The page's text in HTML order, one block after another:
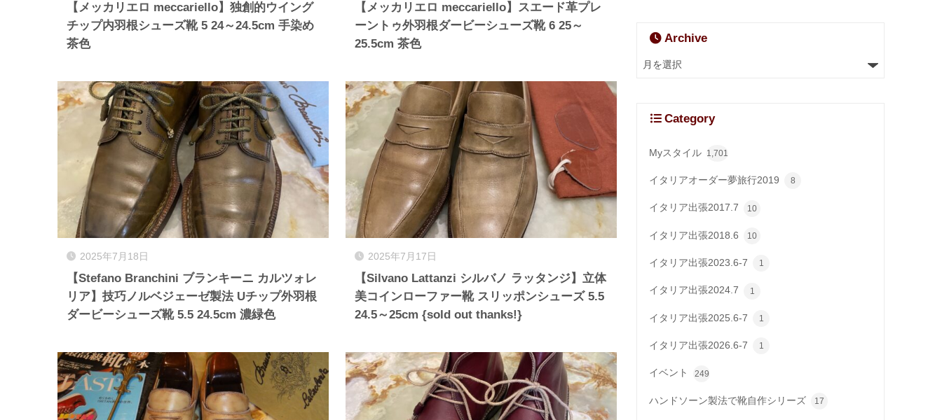
【メッカリエロ meccariello】独創的ウイング
チップ内羽根シューズ靴 5 24～24.5cm 手染め
茶色
【メッカリエロ meccariello】スエード革プレ
ーントゥ外羽根ダービーシューズ靴 6 25～
25.5cm 茶色
2025年7月18日
【Stefano Branchini ブランキーニ カルツォレ
リア】技巧ノルベジェーゼ製法 Uチップ外羽根
ダービーシューズ靴 5.5 24.5cm 濃緑色
2025年7月17日
【Silvano Lattanzi シルバノ ラッタンジ】立体
美コインローファー靴 スリッポンシューズ 5.5
24.5～25cm {sold out thanks!}
Archive
Category
Myスタイル 1,701
イタリアオーダー夢旅行2019 8
イタリア出張2017.7 10
イタリア出張2018.6 10
イタリア出張2023.6-7 1
イタリア出張2024.7 1
イタリア出張2025.6-7 1
イタリア出張2026.6-7 1
イベント 249
ハンドソーン製法で靴自作シリーズ 17